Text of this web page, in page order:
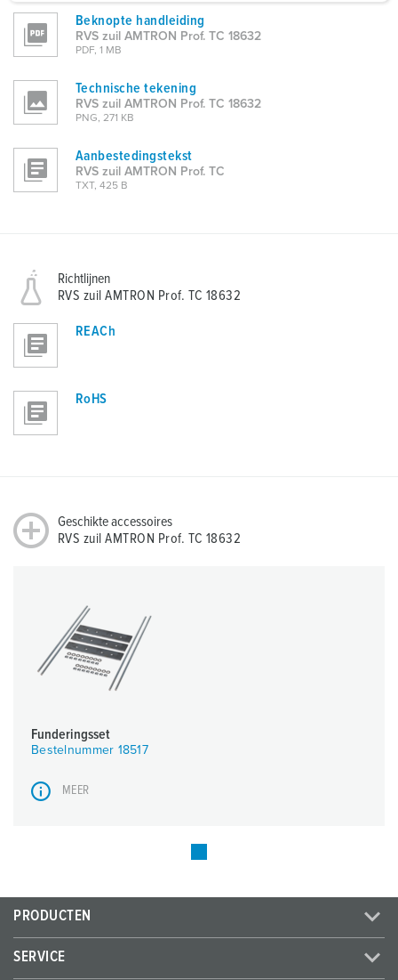
h
l
Beknopte handleiding
RVS zuil AMTRON Prof. TC 18632
PDF, 1 MB
Technische tekening
RVS zuil AMTRON Prof. TC 18632
PNG, 271 KB
Aanbestedingstekst
RVS zuil AMTRON Prof. TC
TXT, 425 B
Richtlijnen
RVS zuil AMTRON Prof. TC 18632
REACh
RoHS
Geschikte accessoires
RVS zuil AMTRON Prof. TC 18632
Funderingsset
Bestelnummer 18517
MEER
PRODUCTEN
SERVICE